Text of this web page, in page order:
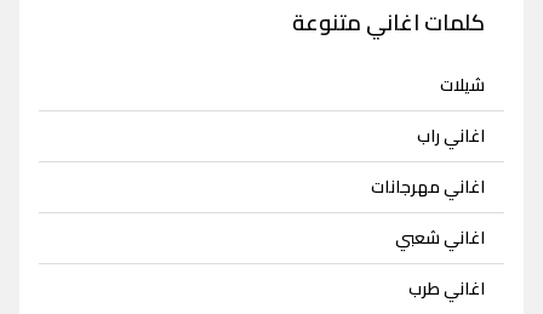
كلمات اغاني متنوعة
شيلات
اغاني راب
اغاني مهرجانات
اغاني شعبي
اغاني طرب